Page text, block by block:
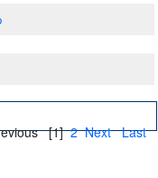
[1] 2 Next Last